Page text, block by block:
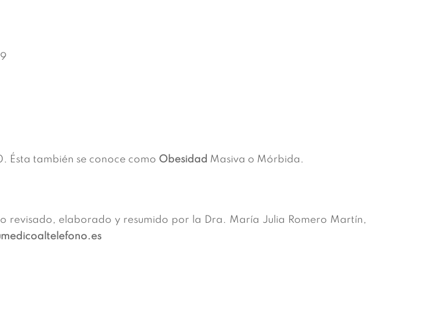
Ésta también se conoce como Obesidad Masiva o Mórbida.
revisado, elaborado y resumido por la Dra. María Julia Romero Martín,